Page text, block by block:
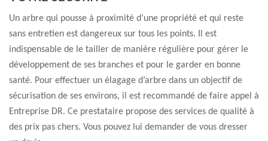
Un arbre qui pousse à proximité d’une propriété et qui reste
sans entretien est dangereux sur tous les points. Il est
indispensable de le tailler de manière régulière pour gérer le
développement de ses branches et pour le garder en bonne
santé. Pour effectuer un élagage d’arbre dans un objectif de
sécurisation de ses environs, il est recommandé de faire appel à
Entreprise DR. Ce prestataire propose des services de qualité à
des prix pas chers. Vous pouvez lui demander de vous dresser